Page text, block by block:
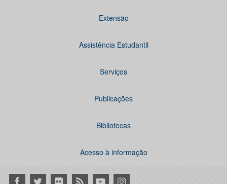
Extensão
Assistência Estudantil
Serviços
Publicações
Bibliotecas
Acesso à informação
Facebook
Twitter Flickr RSS YoutubeInstagram